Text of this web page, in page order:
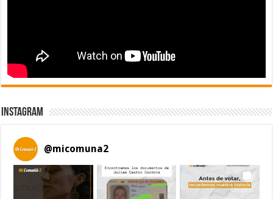
Instagram
@micomuna2